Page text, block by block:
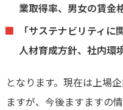
業取得率、男女の賃金
「サステナビリティに
人材育成方針、社内環
となります。現在は上場
ますが、今後ますますの